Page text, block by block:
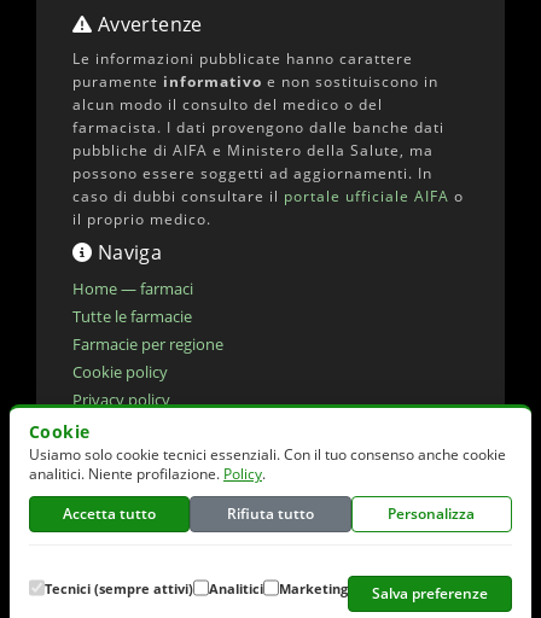
Avvertenze
Le informazioni pubblicate hanno carattere
puramente informativo e non sostituiscono in
alcun modo il consulto del medico o del
farmacista. I dati provengono dalle banche dati
pubbliche di AIFA e Ministero della Salute, ma
possono essere soggetti ad aggiornamenti. In
caso di dubbi consultare il portale ufficiale AIFA o
il proprio medico.
Naviga
Home — farmaci
Tutte le farmacie
Farmacie per regione
Cookie policy
Privacy policy
Dichiarazione di accessibilita'
Preferenze cookie
© 2026 elencofarmaci.it | Dati farmaci:AIFA
Salute(CC-BY 4.0)
Cookie
Usiamo solo cookie tecnici essenziali. Con il tuo consenso anche cookie
analitici. Niente profilazione. Policy.
Accetta tutto
Rifiuta tutto Personalizza
Tecnici (sempre attivi) Analitici Marketing Salva preferenze